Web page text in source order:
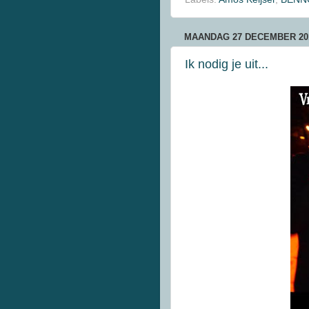
MAANDAG 27 DECEMBER
Ik nodig je uit...